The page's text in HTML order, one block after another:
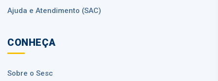
Ajuda e Atendimento (SAC)
CONHEÇA
Sobre o Sesc